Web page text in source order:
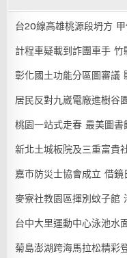
台20線高雄桃源段坍方
計程車疑載到詐團車手
彰化國土功能分區圖審議
居民反對九崴電廠進樹谷
桃園一站式走春 最美圖
新北土城板院及三重富貴
嘉市防災士協會成立 借
麥寮社教園區揮別蚊子館
台中大里運動中心泳池水
菊島澎湖跨海馬拉松精彩